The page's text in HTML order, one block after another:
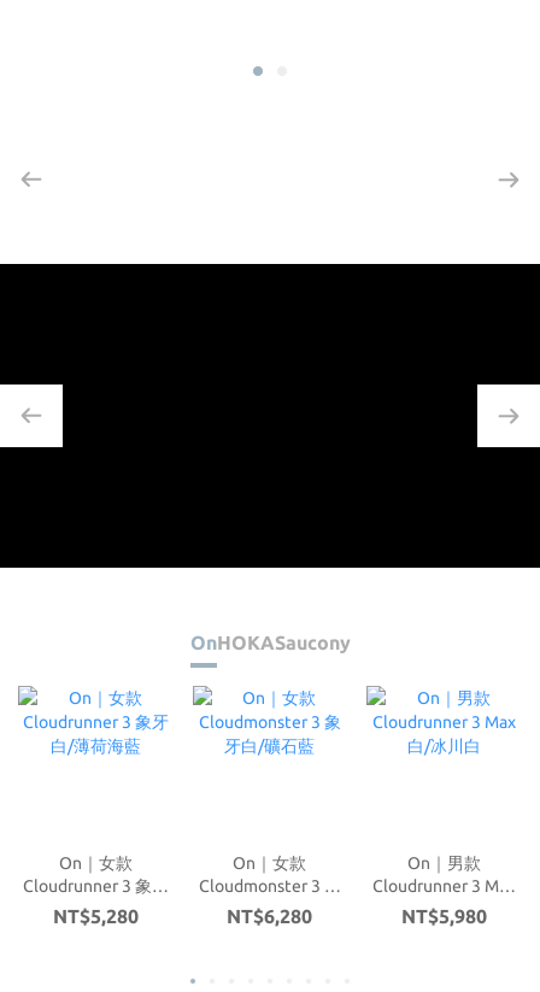
OnHOKASaucony
On｜女款
Cloudrunner 3 象牙
白/薄荷海藍
NT$5,280
On｜女款
Cloudmonster 3 象
牙白/礦石藍
NT$6,280
On｜男款
Cloudrunner 3 Max
白/冰川白
NT$5,980